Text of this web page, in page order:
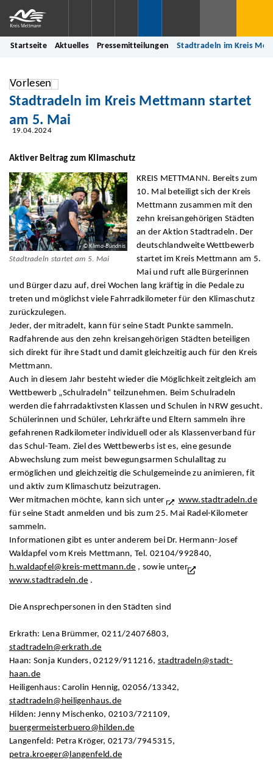
Startseite Aktuelles Pressemitteilungen Stadtradeln im Kreis
Vorlesen
Stadtradeln im Kreis Mettmann startet
am 5. Mai
19.04.2024
Aktiver Beitrag zum Klimaschutz
© Klima-Bündnis
Stadtradeln startet am 5. Mai
KREIS METTMANN. Bereits zum
10. Mal beteiligt sich der Kreis
Mettmann zusammen mit den
zehn kreisangehörigen Städten
an der Aktion Stadtradeln. Der
deutschlandweite Wettbewerb
startet im Kreis Mettmann am 5.
Mai und ruft alle Bürgerinnen
und Bürger dazu auf, drei Wochen lang kräftig in die Pedale zu
treten und möglichst viele Fahrradkilometer für den Klimaschutz
zurückzulegen.
Jeder, der mitradelt, kann für seine Stadt Punkte sammeln.
Radfahrende aus den zehn kreisangehörigen Städten beteiligen
sich direkt für ihre Stadt und damit gleichzeitig auch für den Kreis
Mettmann.
Auch in diesem Jahr besteht wieder die Möglichkeit zeitgleich am
Wettbewerb „Schulradeln“ teilzunehmen. Beim Schulradeln
werden die fahrradaktivsten Klassen und Schulen in NRW gesucht.
Schülerinnen und Schüler, Lehrkräfte und Eltern sammeln ihre
gefahrenen Radkilometer individuell oder als Klassenverband für
das Schul-Team. Ziel des Wettbewerbs ist es, eine gesunde
Abwechslung zum meist bewegungsarmen Schulalltag zu
ermöglichen und gleichzeitig die Schulgemeinde zu animieren, fit
und aktiv zum Klimaschutz beizutragen.
Wer mitmachen möchte, kann sich unter
www.stadtradeln.de
für seine Stadt anmelden und bis zum 25. Mai Radel-Kilometer
sammeln.
Informationen gibt es unter anderem bei Dr. Hermann-Josef
Waldapfel vom Kreis Mettmann, Tel. 02104/992840,
h.waldapfel@kreis-mettmann.de , sowie unter
www.stadtradeln.de .
Die Ansprechpersonen in den Städten sind
Erkrath: Lena Brümmer, 0211/24076803,
stadtradeln@erkrath.de
Haan: Sonja Kunders, 02129/911216, stadtradeln@stadt-
haan.de
Heiligenhaus: Carolin Hennig, 02056/13342,
stadtradeln@heiligenhaus.de
Hilden: Jenny Mischenko, 02103/721109,
buergermeisterbuero@hilden.de
Langenfeld: Petra Kröger, 02173/7945315,
petra.kroeger@langenfeld.de